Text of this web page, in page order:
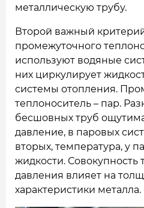
металлическую трубу.
Второй важный
промежуточного
используют водяные
них циркулирует
системы отопления.
теплоноситель – пар.
бесшовных труб
давление, в паровых
вторых, температура, у
жидкости. Совокупность
давления влияет на
характеристики металла.